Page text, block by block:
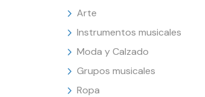
Arte
Instrumentos musicales
Moda y Calzado
Grupos musicales
Ropa